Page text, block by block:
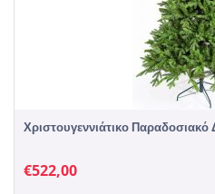
Χριστουγεννιάτικο Παραδοσιακό
€522,00